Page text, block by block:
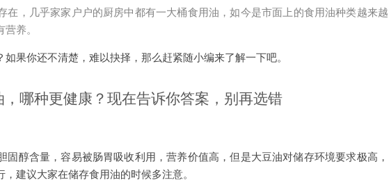
在，几乎家家户户的厨房中都有一大桶食用油，如今是市面上的食用油种类越来越
养。
果你还不清楚，难以抉择，那么赶紧随小编来了解一下吧。
哪种更健康？现在告诉你答案，别再选错
固醇含量，容易被肠胃吸收利用，营养价值高，但是大豆油对储存环境要求极高，
建议大家在储存食用油的时候多注意。